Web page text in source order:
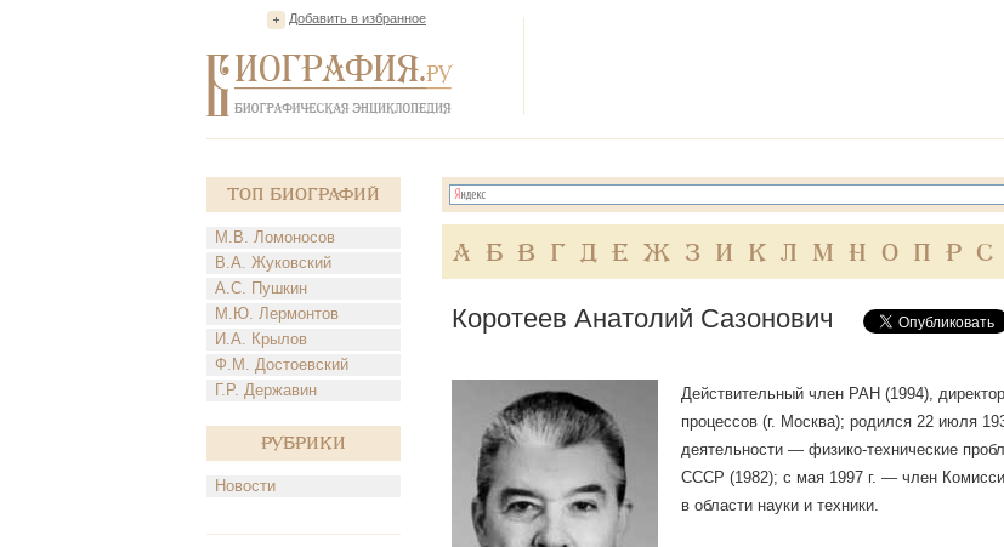
Добавить в избранное
Топ Биографий
М.В. Ломоносов
В.А. Жуковский
А.С. Пушкин
М.Ю. Лермонтов
И.А. Крылов
Ф.М. Достоевский
Г.Р. Державин
Рубрики
Новости
А Б В Г Д Е Ж З И К Л М Н О П Р С
Коротеев Анатолий Сазонович
Действительный член РАН (1994),
процессов (г. Москва); родился 22 июля
деятельности — физико-технические
СССР (1982); с мая 1997 г. — член
в области науки и техники.